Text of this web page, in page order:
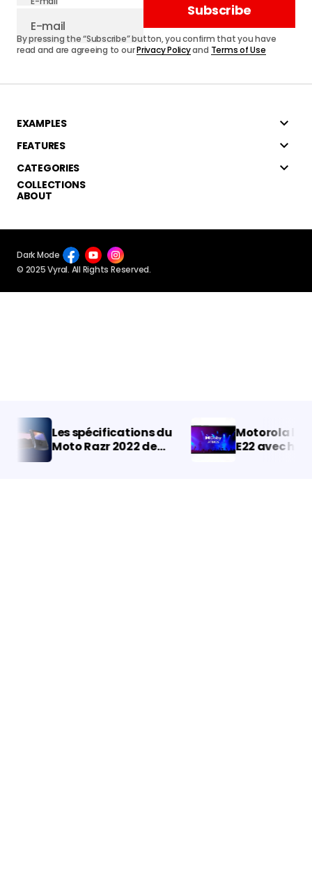
Subscribe
By pressing the “Subscribe” button, you confirm that you have
read and are agreeing to ourPrivacy Policyand Terms of Use
EXAMPLES
FEATURES
CATEGORIES
COLLECTIONS
ABOUT
© 2025 Vyral. All Rights Reserved.
Dark Mode
Les spécifications du
Moto Razr 2022 de
Motorola ont été
Motorola lance
E22 avec